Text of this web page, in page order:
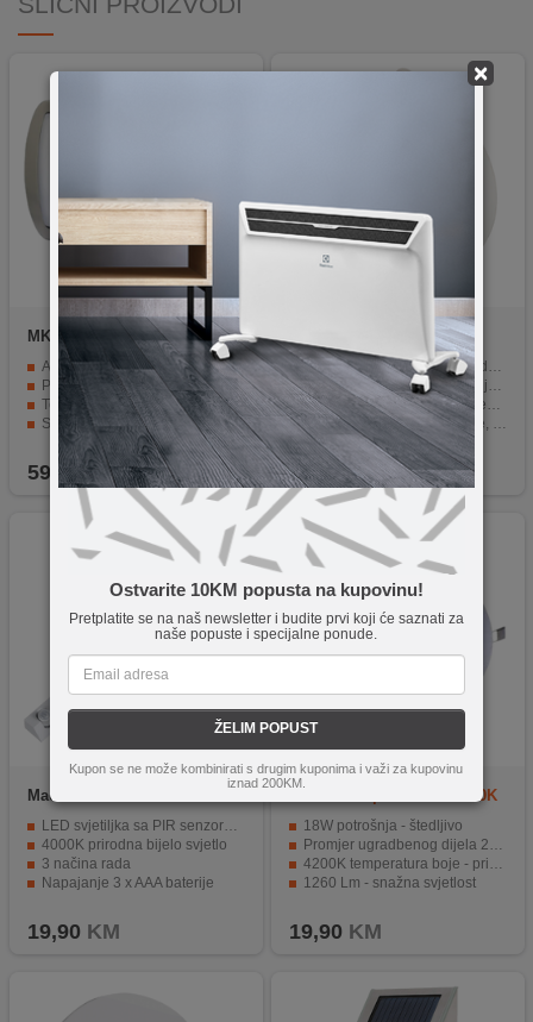
×
Ostvarite 10KM popusta na kupovinu!
Pretplatite se na naš newsletter i budite prvi koji će saznati za
naše popuste i specijalne ponude.
ŽELIM POPUST
Kupon se ne može kombinirati s drugim kuponima i važi za kupovinu
iznad 200KM.
MKC I-SPOT LUNA
Aluminijsko tijelo
Potrošnja 10W - ekvivalent 75W
Topla bijela svjetlost 3200K
Snop svjetlosti 105°
IP65
59,90 KM
Automatski se uključuje pri detekciji pokreta
Ugodna za oči, daje toplo bijelo svjetlo
S PIR senzorom pokreta i senzorom svjetla
Montaža: magnet, lijepljenje, pričvršćivanje vijcima, vješanje
Napajanje: 3 x 1,5 V (AAA) baterije
9,90 KM
Maclean
LED svjetiljka sa PIR senzorom pokreta i senzorom dan/noć
4000K prirodna bijelo svjetlo
3 načina rada
Napajanje 3 x AAA baterije
19,90 KM
Slim panel 18W 4200K
18W potrošnja - štedljivo
Promjer ugradbenog dijela 205mm - jednostavna ugradnja
4200K temperatura boje - prirodna bijela svjetlost
1260 Lm - snažna svjetlost
19,90 KM